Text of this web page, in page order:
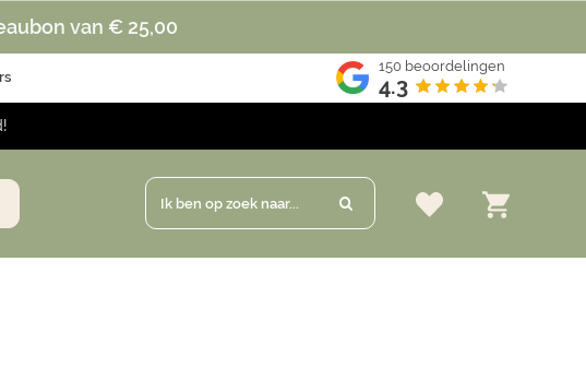
van € 25,00
150beoordelingen
4.3
Ik ben op zoek naar...